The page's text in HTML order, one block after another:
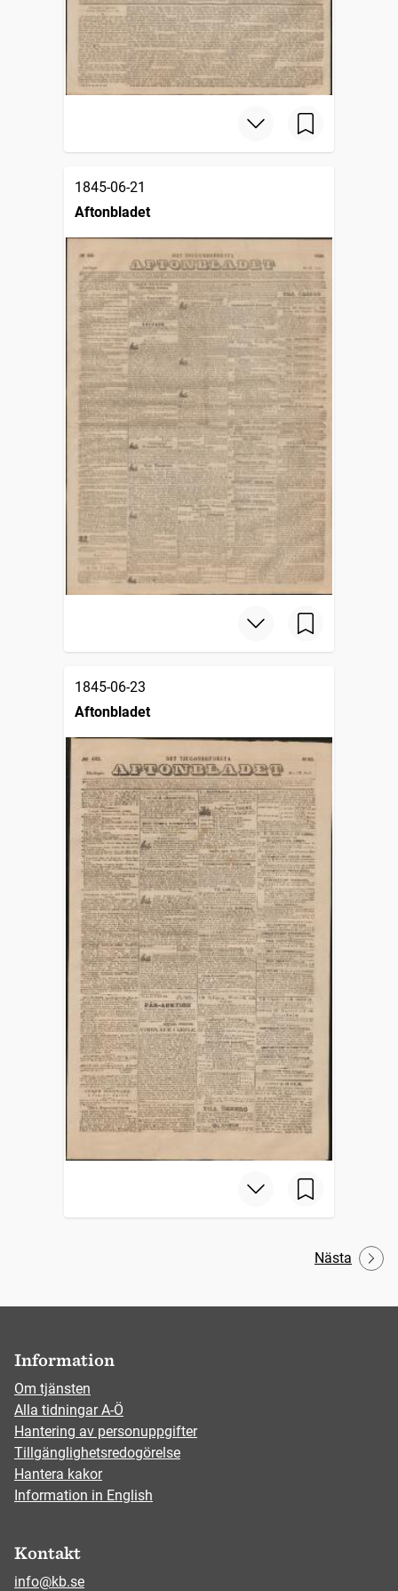
1845-06-21
Aftonbladet
1845-06-23
Aftonbladet
Nästa
Information
Om tjänsten
Alla tidningar A-Ö
Hantering av personuppgifter
Tillgänglighetsredogörelse
Hantera kakor
Information in English
Kontakt
info@kb.se